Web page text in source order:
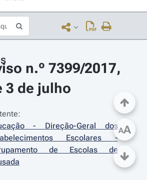
n.º 7399/2017,
3 de julho
- Direção-Geral dos
Escolares -
de Escolas de
AA